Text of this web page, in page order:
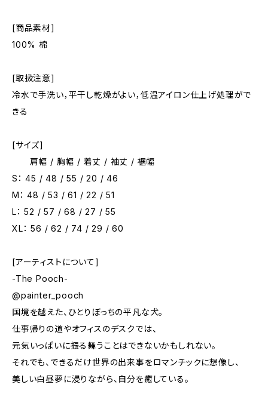
[商品素材]
100% 棉
[取扱注意]
冷水で手洗い，平干し乾燥がよい，低温アイロン仕上げ処理がで
きる
[サイズ]
肩幅 / 胸幅 / 着丈 / 袖丈 / 裾幅
S： 45 / 48 / 55 / 20 / 46
M： 48 / 53 / 61 / 22 / 51
L： 52 / 57 / 68 / 27 / 55
XL： 56 / 62 / 74 / 29 / 60
[アーティストについて]
-The Pooch-
@painter_pooch
国境を越えた、ひとりぼっちの平凡な犬。
仕事帰りの道やオフィスのデスクでは、
元気いっぱいに振る舞うことはできないかもしれない。
それでも、できるだけ世界の出来事をロマンチックに想像し、
美しい白昼夢に浸りながら、自分を癒している。